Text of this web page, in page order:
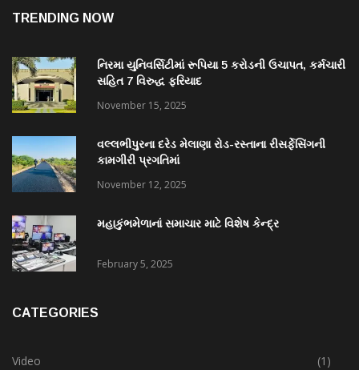
TRENDING NOW
નિરમા યુનિવર્સિટીમાં રૂપિયા 5 કરોડની ઉચાપત, કર્મચારી
સહિત 7 વિરુદ્ધ ફરિયાદ
November 15, 2025
વલ્લભીપુરના દરેડ મેલાણા રોડ-રસ્તાના રીસર્ફેસિંગની
કામગીરી પ્રગતિમાં
November 12, 2025
મહાકુંભમેળાનાં સમાચાર માટે વિશેષ કેન્દ્ર
February 5, 2025
CATEGORIES
Video
(1)